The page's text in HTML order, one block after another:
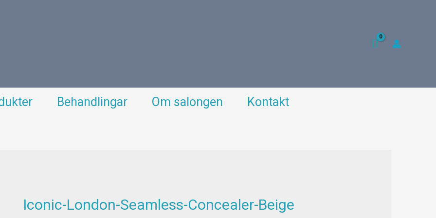
Behandlingar Om salongen Kontakt
Iconic-London-Seamless-Concealer-Beige